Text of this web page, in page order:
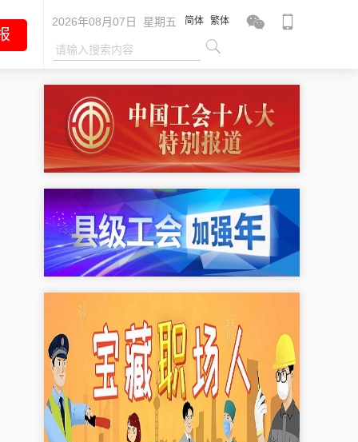
2026年08月07日 星期五 简体 繁体